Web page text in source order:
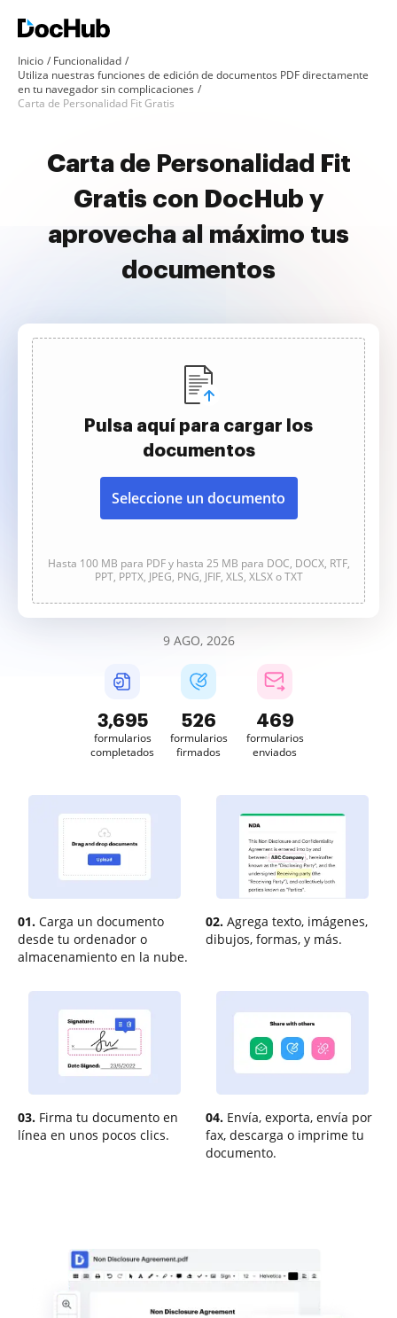
Inicio
Funcionalidad
Utiliza nuestras funciones de edición de documentos PDF directamente
en tu navegador sin complicaciones
Carta de Personalidad Fit Gratis
Carta de Personalidad Fit
Gratis con DocHub y
aprovecha al máximo tus
documentos
Pulsa aquí para cargar los
documentos
Seleccione un documento
Hasta 100 MB para PDF y hasta 25 MB para DOC, DOCX, RTF,
PPT, PPTX, JPEG, PNG, JFIF, XLS, XLSX o TXT
9 AGO, 2026
3,695
formularios
completados
526
formularios
firmados
469
formularios
enviados
01. Carga un documento
desde tu ordenador o
almacenamiento en la nube.
02. Agrega texto, imágenes,
dibujos, formas, y más.
03. Firma tu documento en
línea en unos pocos clics.
04. Envía, exporta, envía por
fax, descarga o imprime tu
documento.